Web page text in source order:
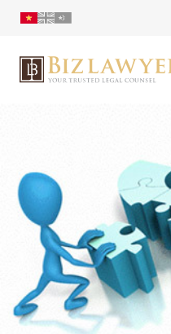
Ấn phẩm
Tin Tức
Liên hệ